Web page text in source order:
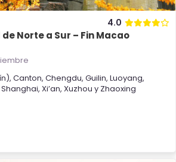
4.0
Norte a Sur – Fin Macao
, Canton, Chengdu, Guilin, Luoyang,
Shanghai, Xi’an, Xuzhou y Zhaoxing